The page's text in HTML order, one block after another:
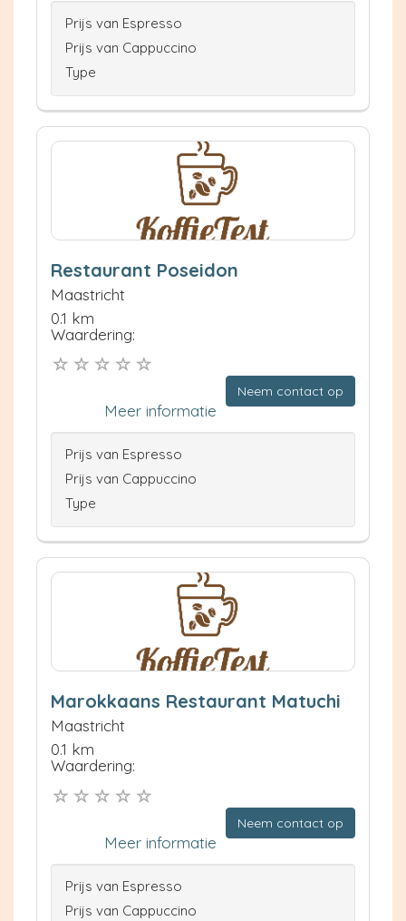
Prijs van Espresso
Prijs van Cappuccino
Type
Restaurant Poseidon
Maastricht
0.1 km
Waardering:
Neem contact op
Meer informatie
Prijs van Espresso
Prijs van Cappuccino
Type
Marokkaans Restaurant Matuchi
Maastricht
0.1 km
Waardering:
Neem contact op
Meer informatie
Prijs van Espresso
Prijs van Cappuccino